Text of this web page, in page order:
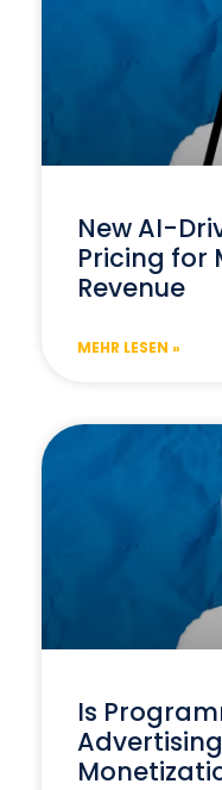
New AI-
Pricing for
Revenue
MEHR LESEN »
Is